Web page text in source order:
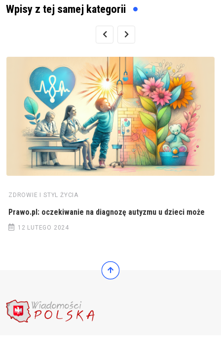
Wpisy z tej samej kategorii
ZDROWIE I STYL ŻYCIA
Prawo.pl: oczekiwanie na diagnozę autyzmu u dzieci może
12 LUTEGO 2024